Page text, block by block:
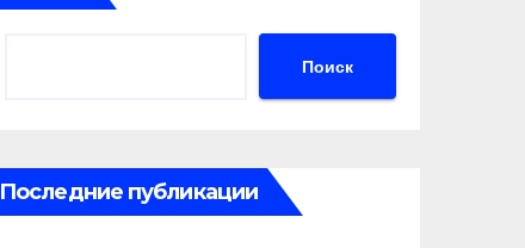
Поиск
Последние публикации